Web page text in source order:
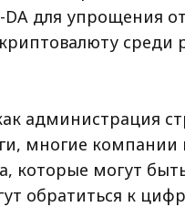
для упрощения
среди
администрация
многие компании
которые могут
обратиться к